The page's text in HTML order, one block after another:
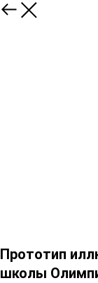
Прототип
школы